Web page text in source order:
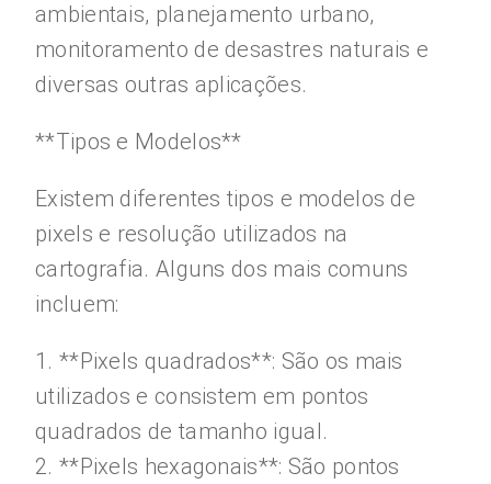
ambientais, planejamento urbano,
monitoramento de desastres naturais e
diversas outras aplicações.
**Tipos e Modelos**
Existem diferentes tipos e modelos de
pixels e resolução utilizados na
cartografia. Alguns dos mais comuns
incluem:
1. **Pixels quadrados**: São os mais
utilizados e consistem em pontos
quadrados de tamanho igual.
2. **Pixels hexagonais**: São pontos